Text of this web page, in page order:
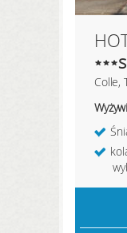
s
Colle,